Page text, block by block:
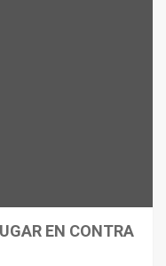
EN CONTRA